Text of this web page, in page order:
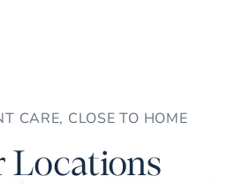
CARE, CLOSE TO HOME
Locations